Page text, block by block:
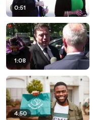
0:51
1:08
4:50